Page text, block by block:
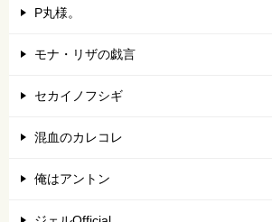
P丸様。
モナ・リザの戯言
セカイノフシギ
混血のカレコレ
俺はアントン